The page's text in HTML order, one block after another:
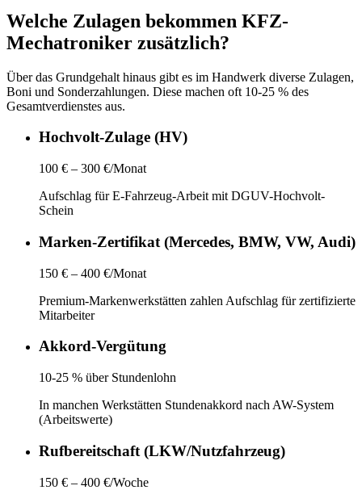
Welche Zulagen bekommen KFZ-
Mechatroniker zusätzlich?
Über das Grundgehalt hinaus gibt es im Handwerk diverse Zulagen,
Boni und Sonderzahlungen. Diese machen oft 10-25 % des
Gesamtverdienstes aus.
Hochvolt-Zulage (HV)
100 € – 300 €/Monat
Aufschlag für E-Fahrzeug-Arbeit mit DGUV-Hochvolt-
Schein
Marken-Zertifikat (Mercedes, BMW, VW, Audi)
150 € – 400 €/Monat
Premium-Markenwerkstätten zahlen Aufschlag für zertifizierte
Mitarbeiter
Akkord-Vergütung
10-25 % über Stundenlohn
In manchen Werkstätten Stundenakkord nach AW-System
(Arbeitswerte)
Rufbereitschaft (LKW/Nutzfahrzeug)
150 € – 400 €/Woche